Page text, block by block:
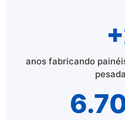
anos fabricando